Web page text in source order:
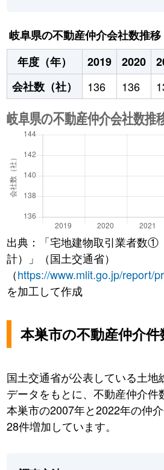
岐阜県の不動産仲介会社数推移
年度（年）
2019 2020
会社数（社）
136 136
出典：「宅地建物取引業者数
計）」（国土交通省）
（https://www.mlit.go.jp/report/
を加工して作成
本巣市の不動産仲介
国土交通省が公表している土地
データをもとに、不動産仲介件
本巣市の2007年と2022年の仲介
28件増加しています。